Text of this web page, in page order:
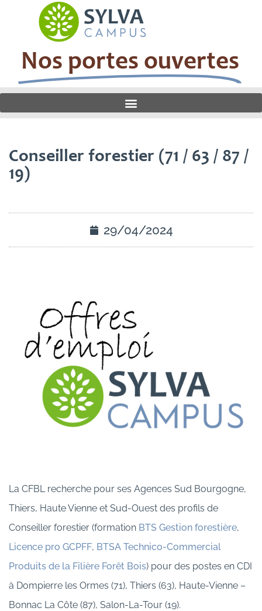
Nos portes ouvertes
Conseiller forestier (71 / 63 / 87 /
19)
29/04/2024
La CFBL recherche pour ses Agences Sud Bourgogne,
Thiers, Haute Vienne et Sud-Ouest des profils de
Conseiller forestier (formation BTS Gestion forestière,
Licence pro GCPFF, BTSA Technico-Commercial
Produits de la Filière Forêt Bois) pour des postes en CDI
à Dompierre les Ormes (71), Thiers (63), Haute-Vienne –
Bonnac La Côte (87), Salon-La-Tour (19).